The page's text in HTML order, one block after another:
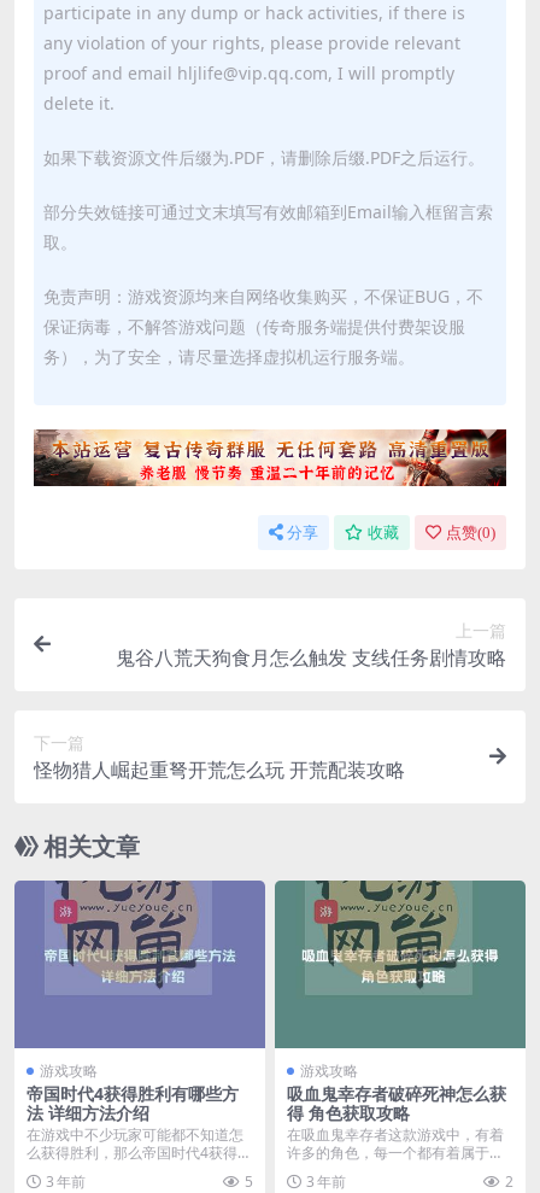
participate in any dump or hack activities, if there is
any violation of your rights, please provide relevant
proof and email hljlife@vip.qq.com, I will promptly
delete it.
如果下载资源文件后缀为.PDF，请删除后缀.PDF之后运行。
部分失效链接可通过文末填写有效邮箱到Email输入框留言索
取。
免责声明：游戏资源均来自网络收集购买，不保证BUG，不
保证病毒，不解答游戏问题（传奇服务端提供付费架设服
务），为了安全，请尽量选择虚拟机运行服务端。
分享 收藏 点赞(0)
上一篇
鬼谷八荒天狗食月怎么触发 支线任务剧情攻略
下一篇
怪物猎人崛起重弩开荒怎么玩 开荒配装攻略
相关文章
游戏攻略
帝国时代4获得胜利有哪些方
法 详细方法介绍
在游戏中不少玩家可能都不知道怎
么获得胜利，那么帝国时代4获得胜
利有哪些方法呢？还...
3 年前 5
游戏攻略
吸血鬼幸存者破碎死神怎么获
得 角色获取攻略
在吸血鬼幸存者这款游戏中，有着
许多的角色，每一个都有着属于自
己的获取方式，其中破...
3 年前 2